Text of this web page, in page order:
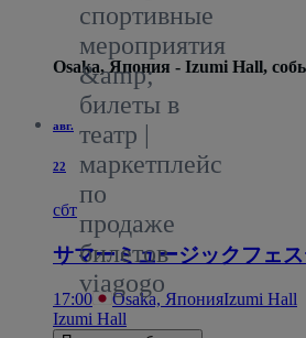
спортивные
мероприятия
&amp;
билеты в
театр |
маркетплейс
по
продаже
билетов
viagogo
Osaka, Япония - Izumi Hall,
авг.
22
сбт
サマーミュージックフェ
17:00 Osaka, ЯпонияIzumi Hall
Izumi Hall